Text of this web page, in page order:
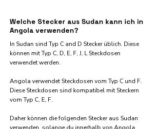
Welche Stecker aus Sudan kann ich in
Angola verwenden?
In Sudan sind Typ C and D Stecker üblich. Diese
können mit Typ C, D, E, F, J, L Steckdosen
verwendet werden.
Angola verwendet Steckdosen vom Typ C und F.
Diese Steckdosen sind kompatibel mit Steckern
vom Typ C, E, F.
Daher können die folgenden Stecker aus Sudan